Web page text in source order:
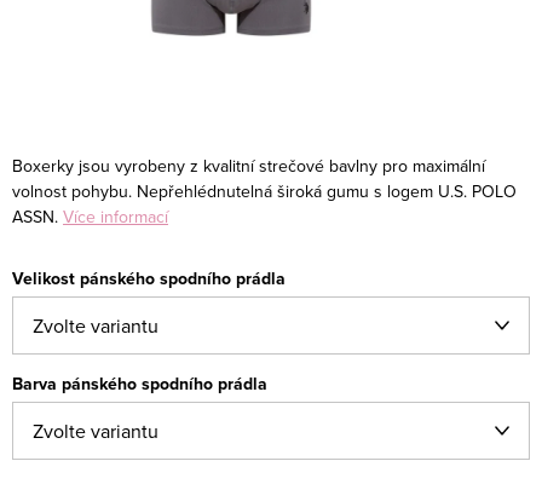
Boxerky jsou vyrobeny z kvalitní strečové bavlny pro maximální
volnost pohybu. Nepřehlédnutelná široká gumu s logem U.S. POLO
ASSN. Více informací
Velikost pánského spodního prádla
Barva pánského spodního prádla